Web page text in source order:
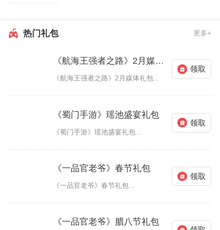
热门礼包 更多+
《航海王强者之路》2月媒体礼包
《航海王强者之路》2月媒体礼包...
领取
《蜀门手游》瑶池盛宴礼包
《蜀门手游》瑶池盛宴礼包...
领取
《一品官老爷》春节礼包
《一品官老爷》春节礼包...
领取
《一品官老爷》腊八节礼包